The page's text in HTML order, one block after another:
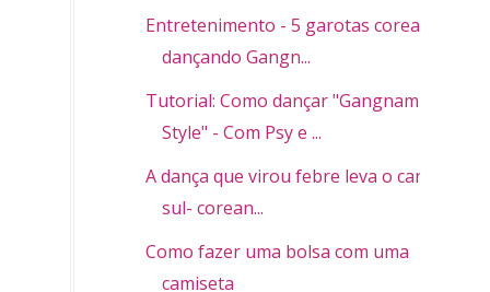
Entretenimento - 5 garotas coreanas
dançando Gangn...
Tutorial: Como dançar "Gangnam
Style" - Com Psy e ...
A dança que virou febre leva o cantor
sul- corean...
Como fazer uma bolsa com uma
camiseta